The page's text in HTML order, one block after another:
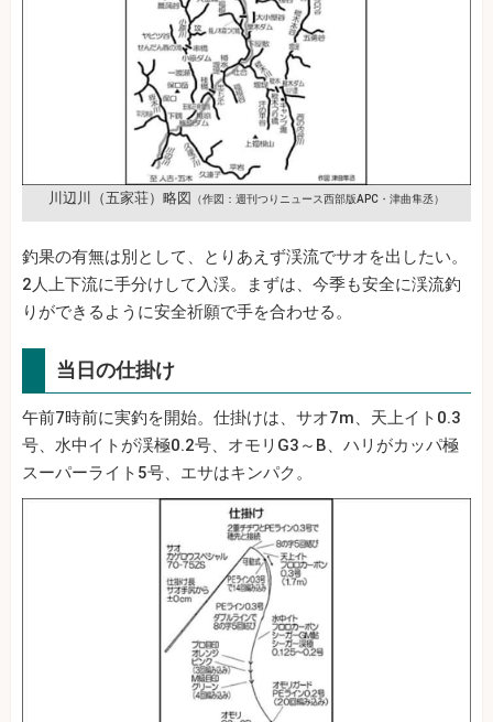
川辺川（五家荘）略図 （作図：週刊つりニュース西部版APC・津曲隼丞）
釣果の有無は別として、とりあえず渓流でサオを出したい。
2人上下流に手分けして入渓。まずは、今季も安全に渓流釣
りができるように安全祈願で手を合わせる。
当日の仕掛け
午前7時前に実釣を開始。仕掛けは、サオ7m、天上イト0.3
号、水中イトが渓極0.2号、オモリG3～B、ハリがカッパ極
スーパーライト5号、エサはキンパク。